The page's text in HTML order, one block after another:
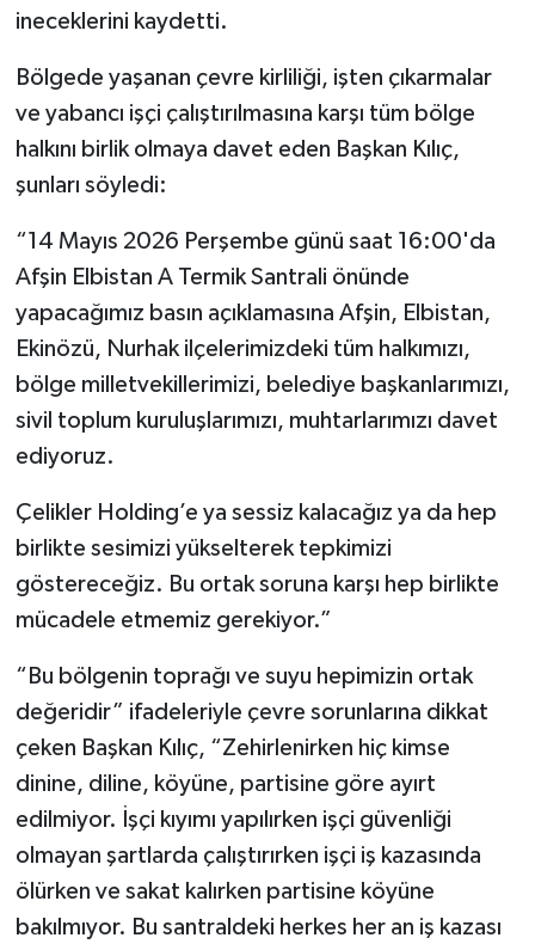
ineceklerini kaydetti.
Bölgede yaşanan çevre kirliliği, işten çıkarmalar
ve yabancı işçi çalıştırılmasına karşı tüm bölge
halkını birlik olmaya davet eden Başkan Kılıç,
şunları söyledi:
“14 Mayıs 2026 Perşembe günü saat 16:00'da
Afşin Elbistan A Termik Santrali önünde
yapacağımız basın açıklamasına Afşin, Elbistan,
Ekinözü, Nurhak ilçelerimizdeki tüm halkımızı,
bölge milletvekillerimizi, belediye başkanlarımızı,
sivil toplum kuruluşlarımızı, muhtarlarımızı davet
ediyoruz.
Çelikler Holding’e ya sessiz kalacağız ya da hep
birlikte sesimizi yükselterek tepkimizi
göstereceğiz. Bu ortak soruna karşı hep birlikte
mücadele etmemiz gerekiyor.”
“Bu bölgenin toprağı ve suyu hepimizin ortak
değeridir” ifadeleriyle çevre sorunlarına dikkat
çeken Başkan Kılıç, “Zehirlenirken hiç kimse
dinine, diline, köyüne, partisine göre ayırt
edilmiyor. İşçi kıyımı yapılırken işçi güvenliği
olmayan şartlarda çalıştırırken işçi iş kazasında
ölürken ve sakat kalırken partisine köyüne
bakılmıyor. Bu santraldeki herkes her an iş kazası